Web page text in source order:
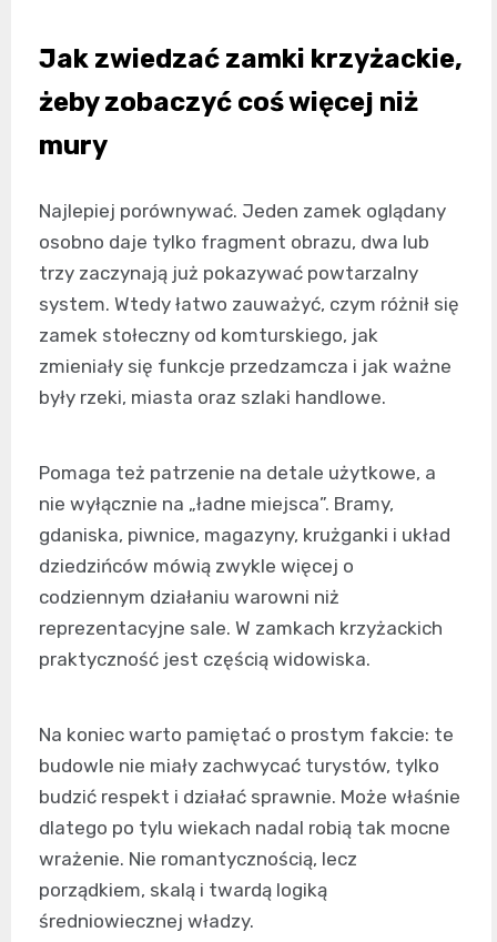
Jak zwiedzać zamki krzyżackie,
żeby zobaczyć coś więcej niż
mury
Najlepiej porównywać. Jeden zamek oglądany
osobno daje tylko fragment obrazu, dwa lub
trzy zaczynają już pokazywać powtarzalny
system. Wtedy łatwo zauważyć, czym różnił się
zamek stołeczny od komturskiego, jak
zmieniały się funkcje przedzamcza i jak ważne
były rzeki, miasta oraz szlaki handlowe.
Pomaga też patrzenie na detale użytkowe, a
nie wyłącznie na „ładne miejsca”. Bramy,
gdaniska, piwnice, magazyny, krużganki i układ
dziedzińców mówią zwykle więcej o
codziennym działaniu warowni niż
reprezentacyjne sale. W zamkach krzyżackich
praktyczność jest częścią widowiska.
Na koniec warto pamiętać o prostym fakcie: te
budowle nie miały zachwycać turystów, tylko
budzić respekt i działać sprawnie. Może właśnie
dlatego po tylu wiekach nadal robią tak mocne
wrażenie. Nie romantycznością, lecz
porządkiem, skalą i twardą logiką
średniowiecznej władzy.